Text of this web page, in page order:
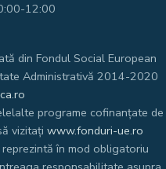
12:00
din Fondul Social European
Administrativă 2014-2020
programe cofinanțate de
vizitați www.fonduri-ue.ro
în mod obligatoriu